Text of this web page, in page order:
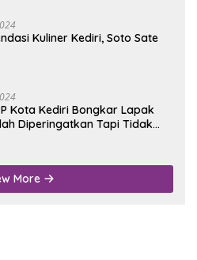
Kuliner Kediri, Soto Sate
Kota Kediri Bongkar Lapak
Diperingatkan Tapi Tidak
More